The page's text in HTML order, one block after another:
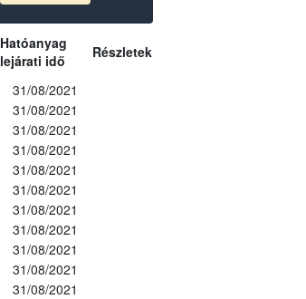
Hatóanyag
lejárati idő
Részletek
31/08/2021
31/08/2021
31/08/2021
31/08/2021
31/08/2021
31/08/2021
31/08/2021
31/08/2021
31/08/2021
31/08/2021
31/08/2021